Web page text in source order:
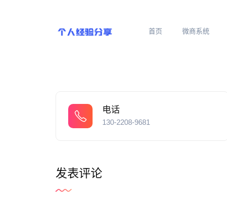
首页 微商系统
电话
130-2208-9681
发表评论